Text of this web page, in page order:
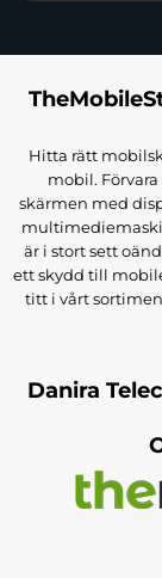
Hitta rätt
mobil.
skärmen med
är i stort sett
ett skydd till
titt i vårt
Danira